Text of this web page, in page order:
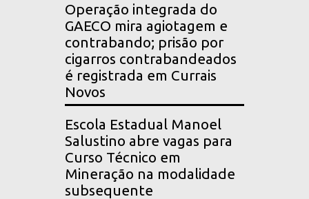
Operação integrada do
GAECO mira agiotagem e
contrabando; prisão por
cigarros contrabandeados
é registrada em Currais
Novos
Escola Estadual Manoel
Salustino abre vagas para
Curso Técnico em
Mineração na modalidade
subsequente